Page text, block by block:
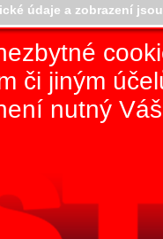
údaje a zobrazení
či jiným
nutný